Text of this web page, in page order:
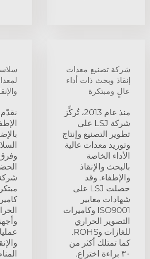
شركة تصنيع معدات
إنقاذ وبحث ذات أداء
عالٍ ومبتكرة
منذ عام 2013، تُركِّز
شركة LSJ على
تطوير التصنيع وإنتاج
وتوريد معدات عالية
الأداء الخاصة
بالبحث والإنقاذ
والإطفاء. وقد
حصلت LSJ على
شهادات معايير
ISO9001 وكاميرات
التصوير الحراري
للغازات وROHS.
كما تمتلك أكثر من
٣٠ براءة اختراع.
نقدّم
وفرق